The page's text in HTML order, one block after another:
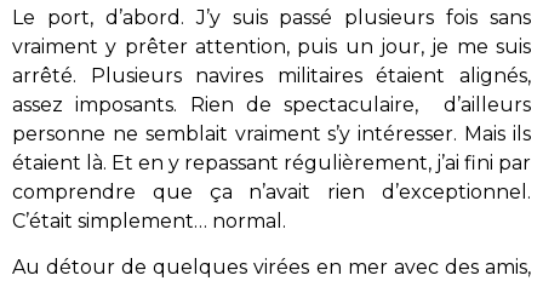
Le port, d’abord. J’y suis passé plusieurs fois sans
vraiment y prêter attention, puis un jour, je me suis
arrêté. Plusieurs navires militaires étaient alignés,
assez imposants. Rien de spectaculaire,
d’ailleurs
personne ne semblait vraiment s’y intéresser. Mais ils
étaient là. Et en y repassant régulièrement, j’ai fini par
comprendre que ça n’avait rien d’exceptionnel.
C’était simplement… normal.
Au détour de quelques virées en mer avec des amis,